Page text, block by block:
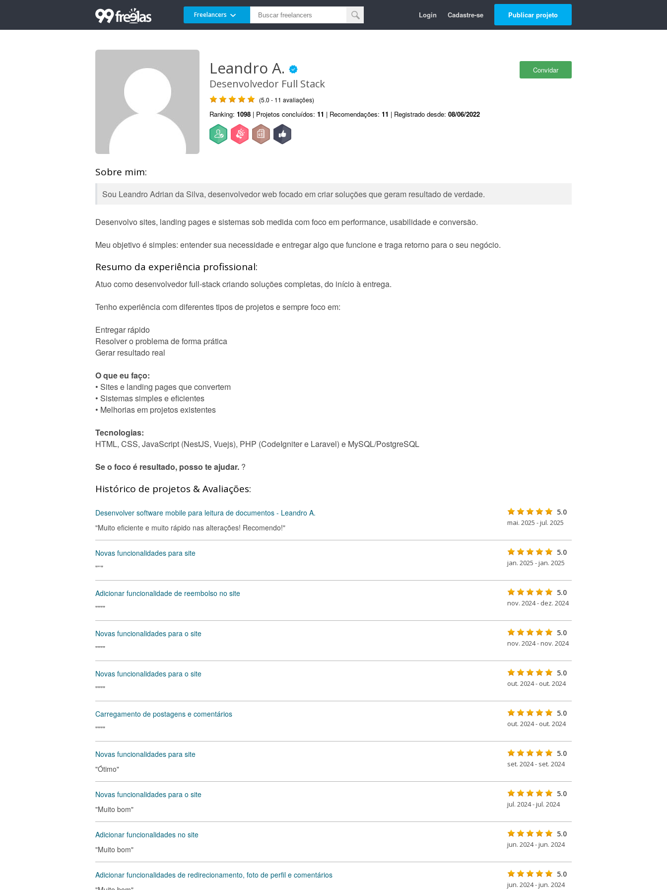
Freelancers Login Cadastre-se Publicar projeto
Convidar
Leandro A.
Desenvolvedor Full Stack
(5.0 - 11 avaliações)
Ranking: 1098 | Projetos concluídos: 11 | Recomendações: 11 | Registrado desde: 08/06/2022
Sobre mim:
Sou Leandro Adrian da Silva, desenvolvedor web focado em criar soluções que geram resultado de verdade.
Desenvolvo sites, landing pages e sistemas sob medida com foco em performance, usabilidade e conversão.
Meu objetivo é simples: entender sua necessidade e entregar algo que funcione e traga retorno para o seu negócio.
Resumo da experiência profissional:
Atuo como desenvolvedor full-stack criando soluções completas, do início à entrega.
Tenho experiência com diferentes tipos de projetos e sempre foco em:
Entregar rápido
Resolver o problema de forma prática
Gerar resultado real
O que eu faço:
• Sites e landing pages que convertem
• Sistemas simples e eficientes
• Melhorias em projetos existentes
Tecnologias:
HTML, CSS, JavaScript (NestJS, Vuejs), PHP (CodeIgniter e Laravel) e MySQL/PostgreSQL
Se o foco é resultado, posso te ajudar. ?
Histórico de projetos & Avaliações:
Desenvolver software mobile para leitura de documentos - Leandro A.
"Muito eficiente e muito rápido nas alterações! Recomendo!"
5.0
mai. 2025 - jul. 2025
Novas funcionalidades para site
"''"
5.0
jan. 2025 - jan. 2025
Adicionar funcionalidade de reembolso no site
""""
5.0
nov. 2024 - dez. 2024
Novas funcionalidades para o site
""""
5.0
nov. 2024 - nov. 2024
Novas funcionalidades para o site
""""
5.0
out. 2024 - out. 2024
Carregamento de postagens e comentários
""""
5.0
out. 2024 - out. 2024
Novas funcionalidades para site
"Ótimo"
5.0
set. 2024 - set. 2024
Novas funcionalidades para o site
"Muito bom"
5.0
jul. 2024 - jul. 2024
Adicionar funcionalidades no site
"Muito bom"
5.0
jun. 2024 - jun. 2024
Adicionar funcionalidades de redirecionamento, foto de perfil e comentários
5.0
jun. 2024 - jun. 2024